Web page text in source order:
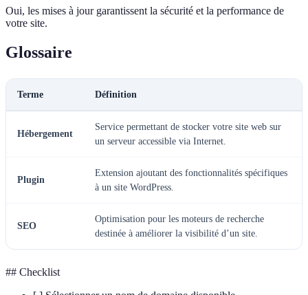
Oui, les mises à jour garantissent la sécurité et la performance de
votre site.
Glossaire
Terme Définition
Hébergement
Service permettant de stocker votre site web sur
un serveur accessible via Internet.
Plugin
Extension ajoutant des fonctionnalités spécifiques
à un site WordPress.
SEO
Optimisation pour les moteurs de recherche
destinée à améliorer la visibilité d’un site.
## Checklist